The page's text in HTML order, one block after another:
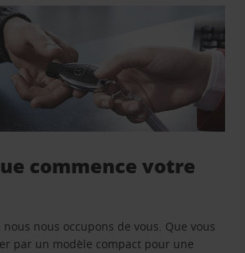
commence votre
nous nous occupons de vous. Que vous
par un modèle compact pour une